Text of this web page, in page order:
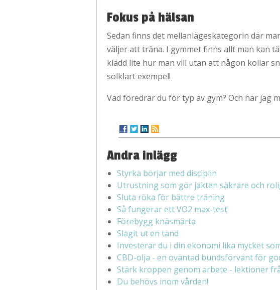
Fokus på hälsan
Sedan finns det mellanlägeskategorin där
väljer att träna. I gymmet finns allt man kan
klädd lite hur man vill utan att någon kollar
solklart exempel!
Vad föredrar du för typ av gym? Och har jag
Andra inlägg
Styrka börjar med disciplin
Utrustning som gör jakten säkrare och
Sluta röka för bättre träning
Så fungerar ett VO2 max-test
Förebygg knäsmärta
Slagit ut en tand
Investerar du i din ekonomi lika mycket
CBD-olja - en oväntad bundsförvant för
Stärk kroppen genom arbete - lektioner
Du behövs inom vården!